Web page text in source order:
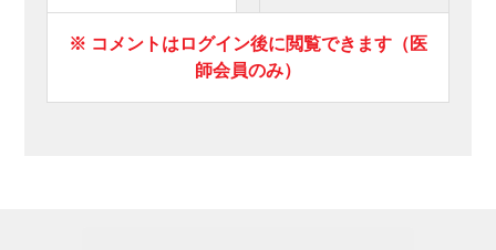
※ コメントはログイン後に閲覧できます（医
師会員のみ）